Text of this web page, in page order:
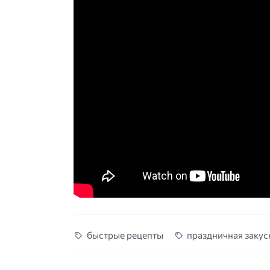
быстрые рецепты праздничная